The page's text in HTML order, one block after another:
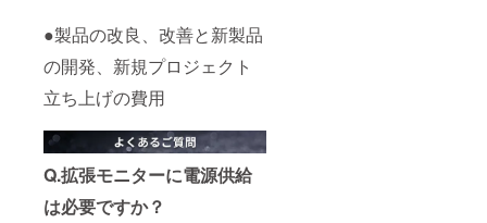
●製品の改良、改善と新製品
の開発、新規プロジェクト
立ち上げの費用
Q.拡張モニターに電源供給
は必要ですか？